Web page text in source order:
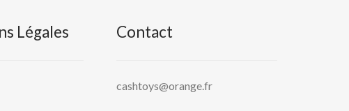
Légales Contact
cashtoys@orange.fr